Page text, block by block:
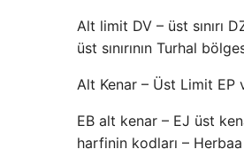
Alt limit DV – üst sınırı
üst sınırının Turhal
Alt Kenar – Üst Limit EP
EB alt kenar – EJ üst
harfinin kodları –